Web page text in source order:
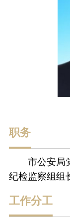
职务
市公安局
纪检监察组组
工作分工